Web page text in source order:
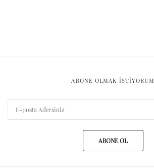
ABONE OLMAK ISTIYORUM
ABONE OL